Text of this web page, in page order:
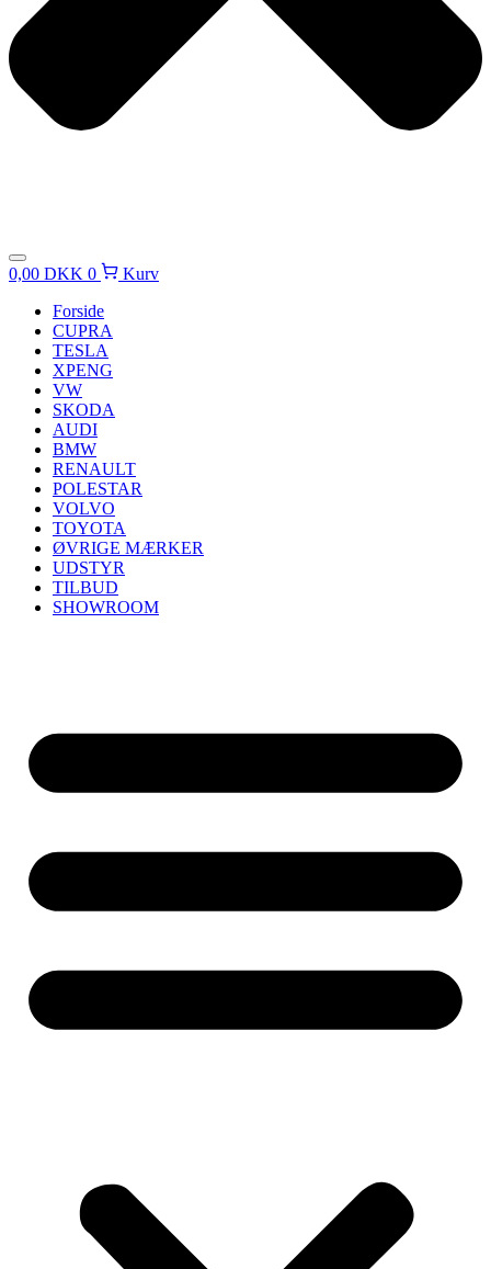
0,00 DKK 0
Kurv
Forside
CUPRA
TESLA
XPENG
VW
SKODA
AUDI
BMW
RENAULT
POLESTAR
VOLVO
TOYOTA
ØVRIGE MÆRKER
UDSTYR
TILBUD
SHOWROOM